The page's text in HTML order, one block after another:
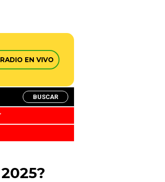
RADIO EN VIVO
BUSCAR